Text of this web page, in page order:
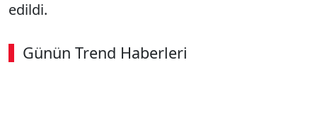
edildi.
Günün Trend Haberleri